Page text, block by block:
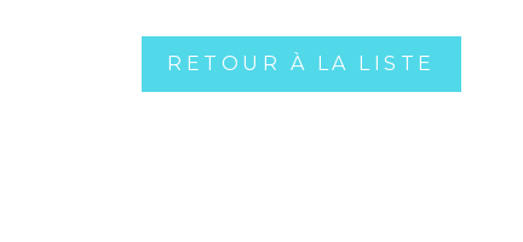
RETOUR À LA LISTE